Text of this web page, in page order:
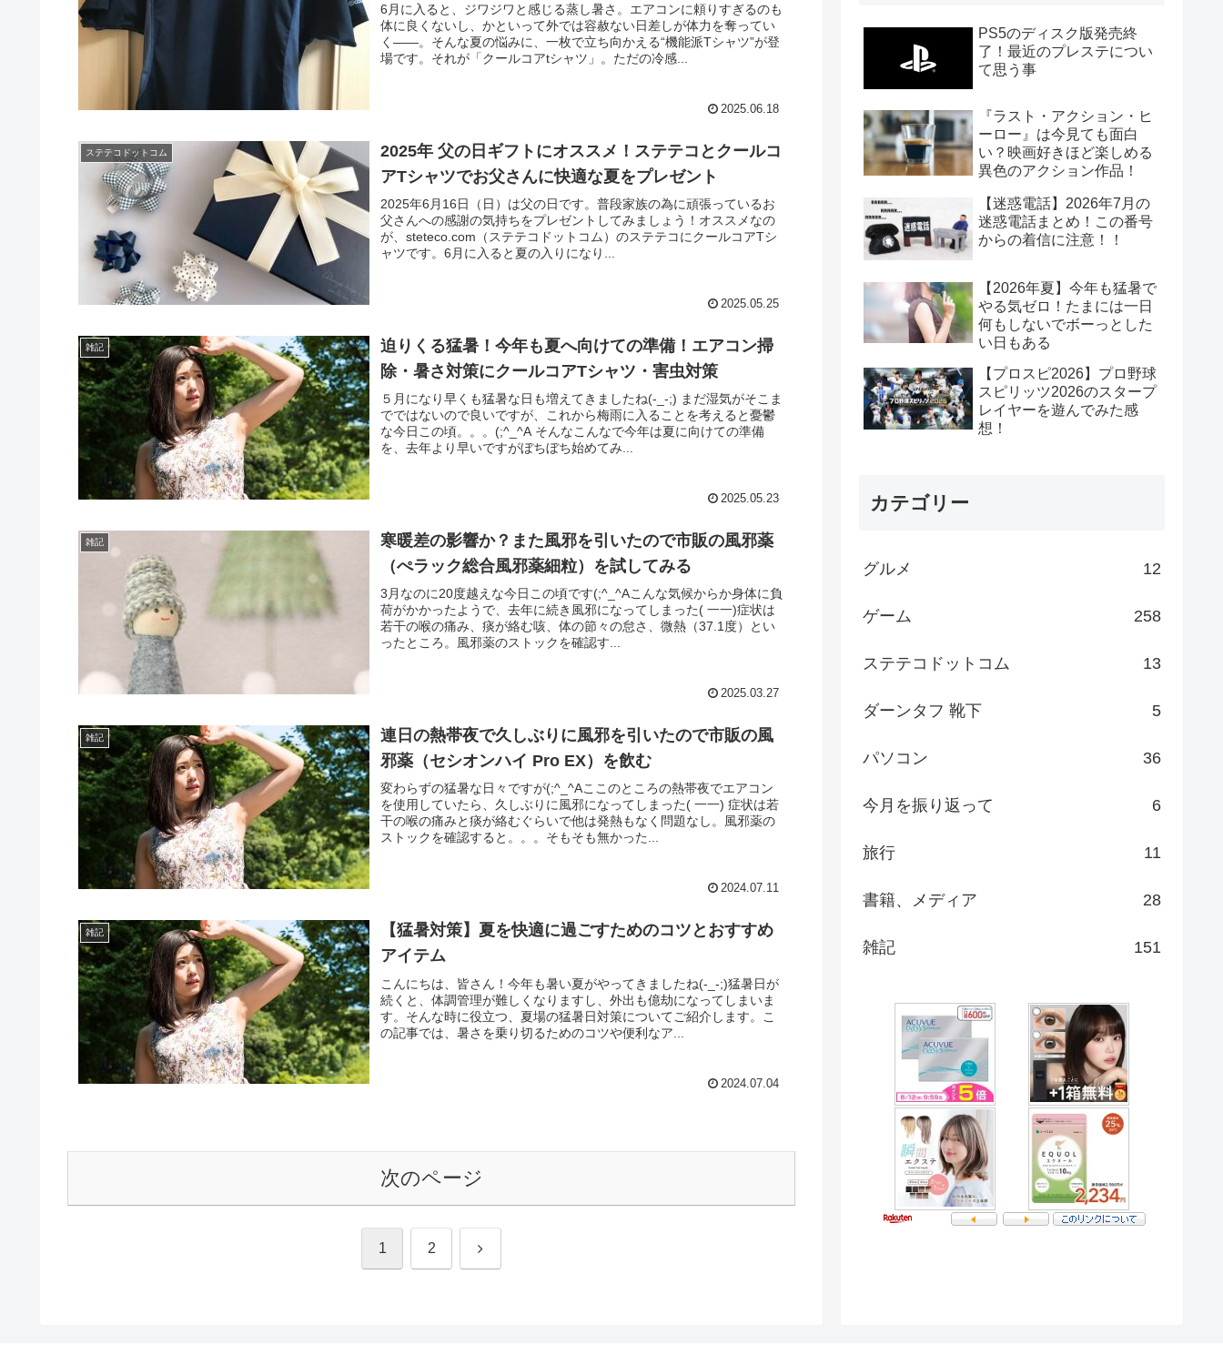
6月に入ると、ジワジワと感じる蒸し暑さ。エアコンに頼りすぎるのも
体に良くないし、かといって外では容赦ない日差しが体力を奪ってい
く——。そんな夏の悩みに、一枚で立ち向かえる“機能派Tシャツ”が登
場です。それが「クールコアtシャツ」。ただの冷感...
2025.06.18
ステテコドットコム
2025年 父の日ギフトにオススメ！ステテコとクールコ
アTシャツでお父さんに快適な夏をプレゼント
2025年6月16日（日）は父の日です。普段家族の為に頑張っているお
父さんへの感謝の気持ちをプレゼントしてみましょう！オススメなの
が、steteco.com（ステテコドットコム）のステテコにクールコアTシ
ャツです。6月に入ると夏の入りになり...
2025.05.25
雑記
迫りくる猛暑！今年も夏へ向けての準備！エアコン掃
除・暑さ対策にクールコアTシャツ・害虫対策
５月になり早くも猛暑な日も増えてきましたね(-_-;) まだ湿気がそこま
でではないので良いですが、これから梅雨に入ることを考えると憂鬱
な今日この頃。。。(;^_^A そんなこんなで今年は夏に向けての準備
を、去年より早いですがぼちぼち始めてみ...
2025.05.23
雑記
寒暖差の影響か？また風邪を引いたので市販の風邪薬
（ぺラック総合風邪薬細粒）を試してみる
3月なのに20度越えな今日この頃です(;^_^Aこんな気候からか身体に負
荷がかかったようで、去年に続き風邪になってしまった( 一一)症状は
若干の喉の痛み、痰が絡む咳、体の節々の怠さ、微熱（37.1度）とい
ったところ。風邪薬のストックを確認す...
2025.03.27
雑記
連日の熱帯夜で久しぶりに風邪を引いたので市販の風
邪薬（セシオンハイ Pro EX）を飲む
変わらずの猛暑な日々ですが(;^_^Aここのところの熱帯夜でエアコン
を使用していたら、久しぶりに風邪になってしまった( 一一) 症状は若
干の喉の痛みと痰が絡むぐらいで他は発熱もなく問題なし。風邪薬の
ストックを確認すると。。。そもそも無かった...
2024.07.11
雑記
【猛暑対策】夏を快適に過ごすためのコツとおすすめ
アイテム
こんにちは、皆さん！今年も暑い夏がやってきましたね(-_-;)猛暑日が
続くと、体調管理が難しくなりますし、外出も億劫になってしまいま
す。そんな時に役立つ、夏場の猛暑日対策についてご紹介します。こ
の記事では、暑さを乗り切るためのコツや便利なア...
2024.07.04
次のページ
1 2 次
PS5のディスク版発売終
了！最近のプレステについ
て思う事
『ラスト・アクション・ヒ
ーロー』は今見ても面白
い？映画好きほど楽しめる
異色のアクション作品！
【迷惑電話】2026年7月の
迷惑電話まとめ！この番号
からの着信に注意！！
【2026年夏】今年も猛暑で
やる気ゼロ！たまには一日
何もしないでボーっとした
い日もある
【プロスピ2026】プロ野球
スピリッツ2026のスタープ
レイヤーを遊んでみた感
想！
カテゴリー
グルメ 12
ゲーム 258
ステテコドットコム 13
ダーンタフ 靴下 5
パソコン 36
今月を振り返って 6
旅行 11
書籍、メディア 28
雑記 151